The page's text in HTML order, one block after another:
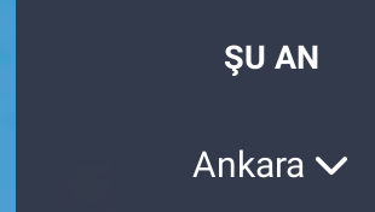
ŞU AN
Ankara